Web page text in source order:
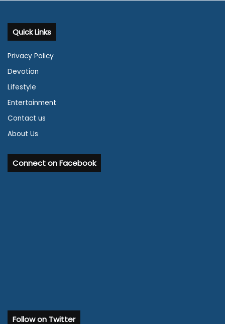
Quick Links
Privacy Policy
Devotion
Lifestyle
Entertainment
Contact us
About Us
Connect on Facebook
Follow on Twitter